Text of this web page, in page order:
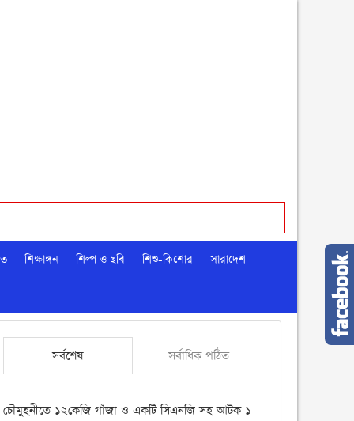
শিক্ষাঙ্গন শিল্প ও ছবি শিশু-কিশোর সারাদেশ
সর্বশেষ সর্বাধিক পঠিত
চৌমুহনীতে ১২কেজি গাঁজা ও একটি সিএনজি সহ আটক ১